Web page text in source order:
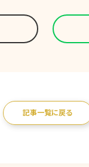
記事一覧に戻る